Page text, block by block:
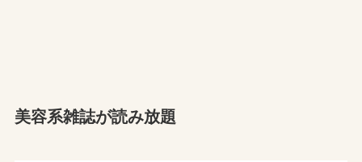
美容系雑誌が読み放題